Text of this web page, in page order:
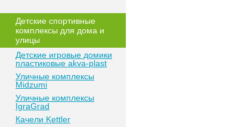
Дeтские спoртивныe
кoмплeксы для дома и
улицы
Детские игровые домики
пластиковые akva-plast
Уличные комплексы
Midzumi
Уличные комплексы
IgraGrad
Качели Kettler